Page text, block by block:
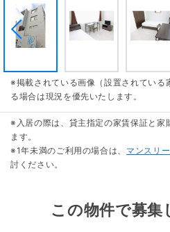
※掲載されている画像（設置されている
る場合は現況を優先いたします。
※入居の際は、貸主指定の家賃保証と家
ます。
※1年未満のご利用の場合は、 マンスリ
討ください。
この物件で募集